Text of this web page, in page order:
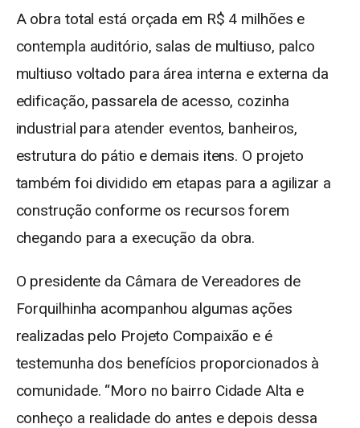
A obra total está orçada em R$ 4 milhões e
contempla auditório, salas de multiuso, palco
multiuso voltado para área interna e externa da
edificação, passarela de acesso, cozinha
industrial para atender eventos, banheiros,
estrutura do pátio e demais itens. O projeto
também foi dividido em etapas para a agilizar a
construção conforme os recursos forem
chegando para a execução da obra.
O presidente da Câmara de Vereadores de
Forquilhinha acompanhou algumas ações
realizadas pelo Projeto Compaixão e é
testemunha dos benefícios proporcionados à
comunidade. “Moro no bairro Cidade Alta e
conheço a realidade do antes e depois dessa